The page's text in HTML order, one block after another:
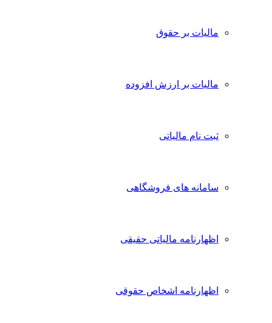
مالیات بر حقوق
مالیات بر ارزش افزوده
ثبت نام مالیاتی
سامانه های فروشگاهی
اظهارنامه مالیاتی حقیقی
اظهارنامه اشخاص حقوقی